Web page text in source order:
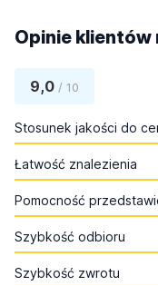
Opinie klientów
9,0 / 10
Stosunek jakości do
Łatwość znalezienia
Pomocność
Szybkość odbioru
Szybkość zwrotu